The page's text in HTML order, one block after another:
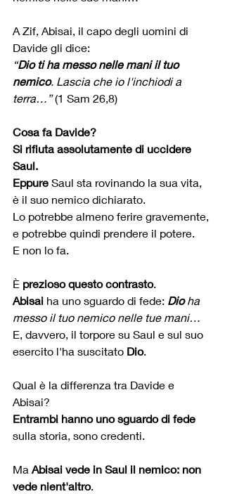
A Zif, Abisai, il capo degli uomini di
Davide gli dice:
“Dio ti ha messo nelle mani il tuo
nemico. Lascia che io l'inchiodi a
terra…” (1 Sam 26,8)
Cosa fa Davide?
Si rifiuta assolutamente di uccidere
Saul.
Eppure Saul sta rovinando la sua vita,
è il suo nemico dichiarato.
Lo potrebbe almeno ferire gravemente,
e potrebbe quindi prendere il potere.
E non lo fa.
È prezioso questo contrasto.
Abisai ha uno sguardo di fede: Dio ha
messo il tuo nemico nelle tue mani…
E, davvero, il torpore su Saul e sul suo
esercito l'ha suscitato Dio.
Qual è la differenza tra Davide e
Abisai?
Entrambi hanno uno sguardo di fede
sulla storia, sono credenti.
Ma Abisai vede in Saul il nemico: non
vede nient'altro.